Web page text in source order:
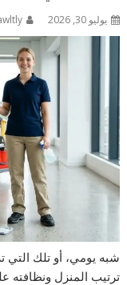
يوليو 30, 2026
شبه يومي، أو تلك
ترتيب المنزل